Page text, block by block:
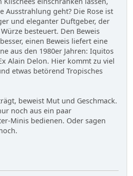
Ausstrahlung geht? Die Rose ist
und eleganter Duftgeber, der
besteuert. Den Beweis
einen Beweis liefert eine
aus den 1980er Jahren: Iquitos
Alain Delon. Hier kommt zu viel
etwas betörend Tropisches
beweist Mut und Geschmack.
noch aus ein paar
Minis bedienen. Oder sagen